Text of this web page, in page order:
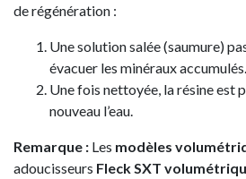
de régénération :
Une solution salée (saumure)
évacuer les minéraux accumulés.
Une fois nettoyée, la résine est
nouveau l’eau.
Remarque : Les modèles
adoucisseurs Fleck SXT